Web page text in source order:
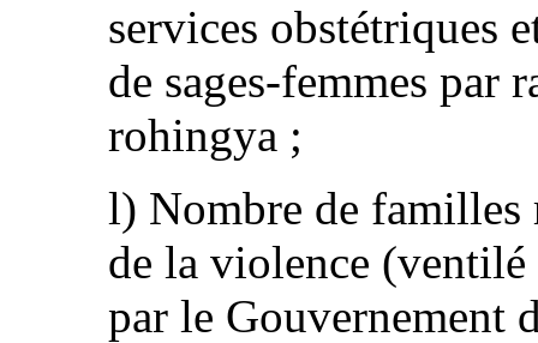
services obstétriques
de sages-femmes par
rohingya ;
l) Nombre de familles
de la violence (ventilé
par le Gouvernement